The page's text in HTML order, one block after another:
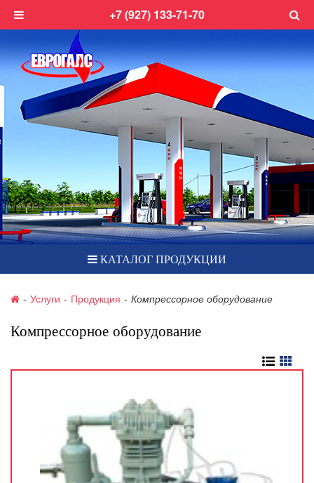
+7 (927) 133-71-70
КАТАЛОГ ПРОДУКЦИИ
- Услуги - Продукция - Компрессорное оборудование
Компрессорное оборудование